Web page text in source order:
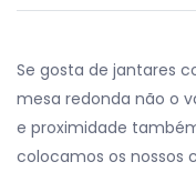
Se gosta de jantares
mesa redonda não o
e proximidade
colocamos os nossos